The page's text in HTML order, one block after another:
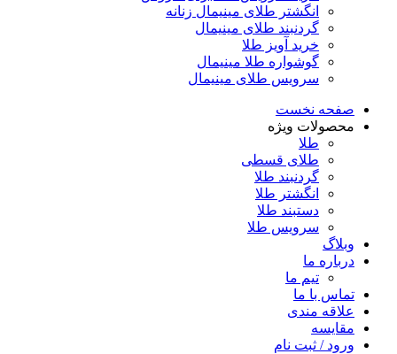
انگشتر طلای مینیمال زنانه
گردنبند طلای مینیمال
خرید آویز طلا
گوشواره طلا مینیمال
سرویس طلای مینیمال
صفحه نخست
محصولات ویژه
طلا
طلای قسطی
گردنبند طلا
انگشتر طلا
دستبند طلا
سرویس طلا
وبلاگ
درباره ما
تیم ما
تماس با ما
علاقه مندی
مقایسه
ورود / ثبت نام